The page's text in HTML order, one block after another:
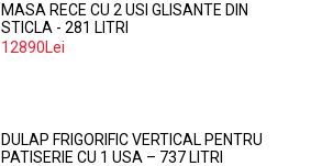
MASA RECE CU 2 USI GLISANTE DIN
STICLA - 281 LITRI
12890Lei
DULAP FRIGORIFIC VERTICAL PENTRU
PATISERIE CU 1 USA – 737 LITRI